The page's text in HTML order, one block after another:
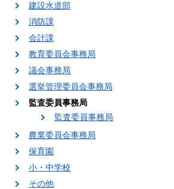
建設水道部
消防課
会計課
教育委員会事務局
議会事務局
選挙管理委員会事務局
監査委員事務局
監査委員事務局
農業委員会事務局
保育園
小・中学校
その他